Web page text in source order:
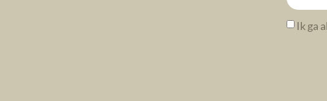
Ik ga